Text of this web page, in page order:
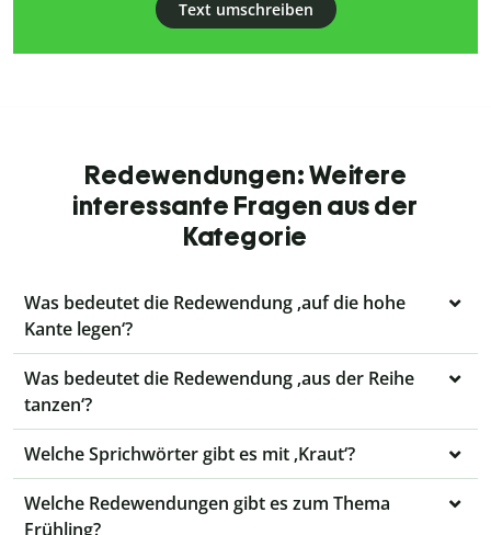
Text umschreiben
Redewendungen: Weitere
interessante Fragen aus der
Kategorie
Was bedeutet die Redewendung ‚auf die hohe
Kante legen‘?
Was bedeutet die Redewendung ‚aus der Reihe
tanzen‘?
Welche Sprichwörter gibt es mit ‚Kraut‘?
Welche Redewendungen gibt es zum Thema
Frühling?